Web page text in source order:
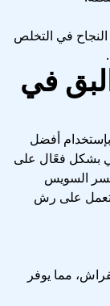
في التخلص
في
أفضل
بشكل فعًال على
السويس
تعمل على رش
مما يوفر